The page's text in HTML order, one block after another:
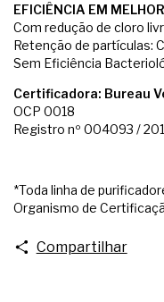
EFICIÊNCIA EM
Com redução de cloro
Retenção de partículas:
Sem Eficiência
Certificadora: Bureau
OCP 0018
Registro nº 004093 /
*Toda linha de
Organismo de
Compartilhar